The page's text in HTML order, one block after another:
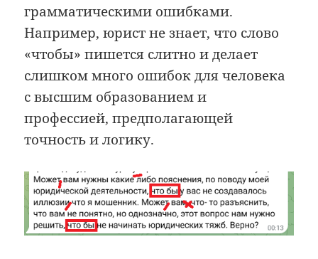
грамматическими ошибками.
Например, юрист не знает, что слово
«чтобы» пишется слитно и делает
слишком много ошибок для человека
с высшим образованием и
профессией, предполагающей
точность и логику.